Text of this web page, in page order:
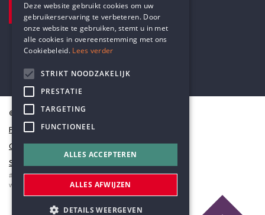
Pottenbrug 4
Antwerpen, 2000
© Humanistisch Verbond 2026
Privacy
Cookiestatement
Sitemap
#codedwithlove byCodelines
webapplicaties
mobiele apps&maatwerk websites
DUTCH
Deze website gebruikt cookies om uw
gebruikerservaring te verbeteren. Door
onze website te gebruiken, stemt u in met
alle cookies in overeenstemming met ons
Cookiebeleid. Lees verder
STRIKT NOODZAKELIJK
PRESTATIE
TARGETING
FUNCTIONEEL
ALLES ACCEPTEREN
ALLES AFWIJZEN
DETAILS WEERGEVEN